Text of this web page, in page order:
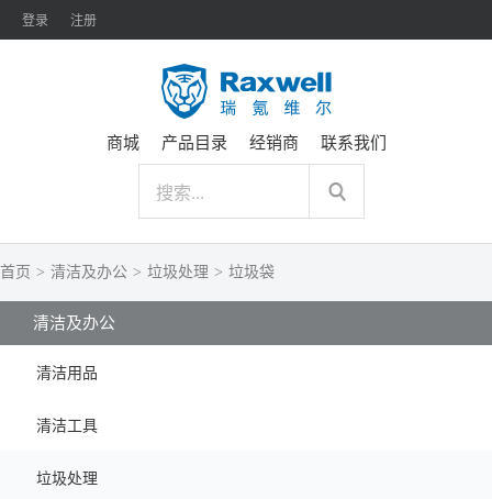
登录 注册
商城 产品目录 经销商 联系我们
首页 > 清洁及办公 > 垃圾处理 > 垃圾袋
清洁及办公
清洁用品
清洁工具
垃圾处理